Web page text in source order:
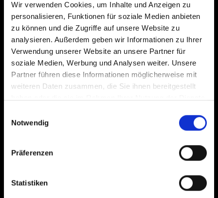
Wir verwenden Cookies, um Inhalte und Anzeigen zu
personalisieren, Funktionen für soziale Medien anbieten
zu können und die Zugriffe auf unsere Website zu
analysieren. Außerdem geben wir Informationen zu Ihrer
Verwendung unserer Website an unsere Partner für
soziale Medien, Werbung und Analysen weiter. Unsere
Partner führen diese Informationen möglicherweise mit
weiteren Daten zusammen, die Sie ihnen bereitgestellt
Notwendig
Präferenzen
Statistiken
Du willst den Angelschein
machen oder kennst
jemanden mit Interesse?
Kommt vorbei!
Unser Partner für den Angelschein ist
beantwortet deine Fragen und zeigt dir